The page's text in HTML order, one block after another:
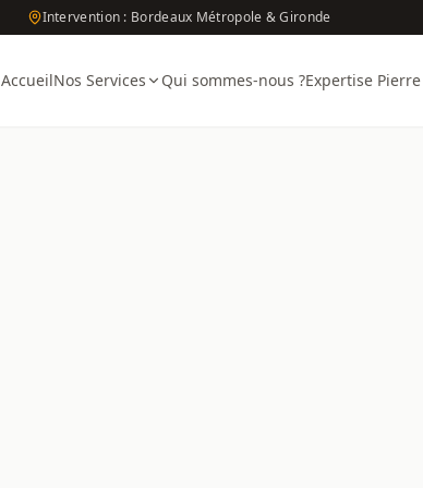
Intervention : Bordeaux Métropole & Gironde
AccueilNos Services Qui sommes-nous ?Expertise Pierre